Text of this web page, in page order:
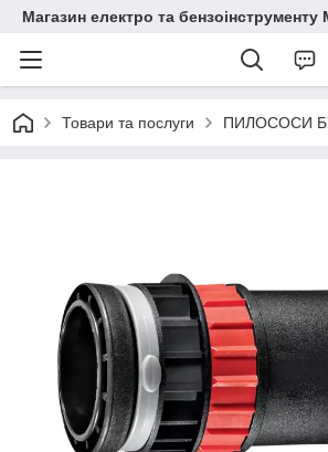
Магазин електро та
Товари та послуги ПИЛОСОСИ